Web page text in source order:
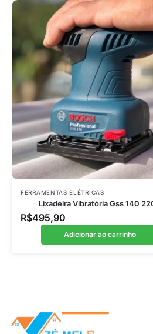
FERRAMENTAS ELÉTRICAS
Lixadeira Vibratória Gss 140
R$495,90
Adicionar ao carrinho